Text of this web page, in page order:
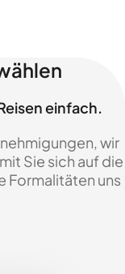
einfach.
wir
Sie sich auf die
Formalitäten uns